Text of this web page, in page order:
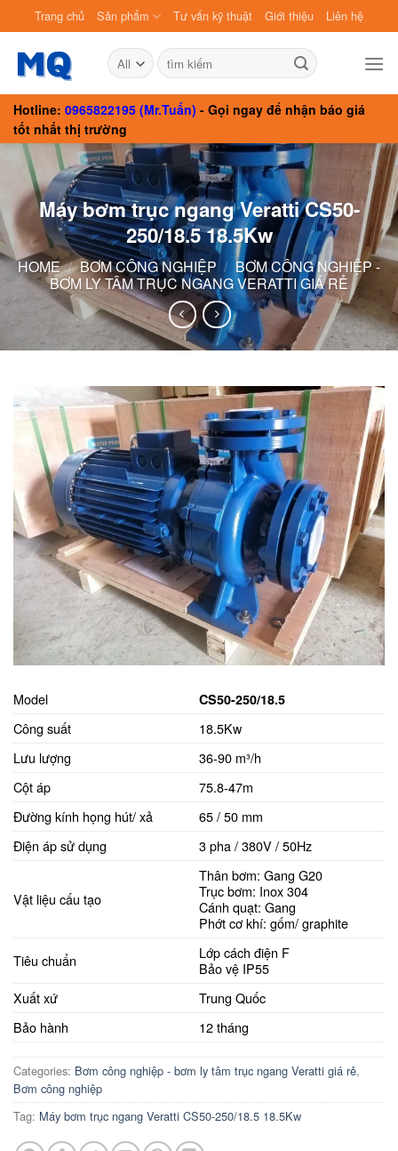
to
content
Trang chủ Sản phẩm Tư vấn kỹ thuật Giới thiệu Liên hệ
Search
for:
Hotline: 0965822195 (Mr.Tuấn) - Gọi ngay để nhận báo giá
tốt nhất thị trường
Máy bơm trục ngang Veratti CS50-
250/18.5 18.5Kw
HOME / BƠM CÔNG NGHIỆP / BƠM CÔNG NGHIỆP -
BƠM LY TÂM TRỤC NGANG VERATTI GIÁ RẺ
Model CS50-250/18.5
Công suất
18.5Kw
Lưu lượng
36-90 m³/h
Cột áp
75.8-47m
Đường kính họng hút/ xả
65 / 50 mm
Điện áp sử dụng
3 pha / 380V / 50Hz
Vật liệu cấu tạo
Thân bơm: Gang G20
Trục bơm: Inox 304
Cánh quạt: Gang
Phớt cơ khí: gốm/ graphite
Tiêu chuẩn
Lớp cách điện F
Bảo vệ IP55
Xuất xứ
Trung Quốc
Bảo hành
12 tháng
Categories: Bơm công nghiệp - bơm ly tâm trục ngang Veratti giá rẻ,
Bơm công nghiệp
Tag: Máy bơm trục ngang Veratti CS50-250/18.5 18.5Kw